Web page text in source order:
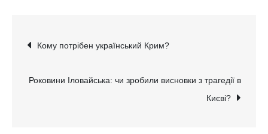
Навігація
записів
Кому потрібен український Крим?
Роковини Іловайська: чи зробили висновки з трагедії в
Києві?